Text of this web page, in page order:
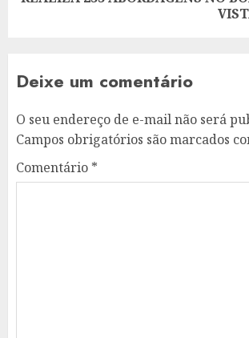
post:
Deixe um comentário
O seu endereço de e-mail não será
Campos obrigatórios são marcados
Comentário *